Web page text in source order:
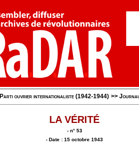
Parti ouvrier internationaliste (1942-1944) >>
LA VÉRITÉ
- n° 53
- Date : 15 octobre 1943